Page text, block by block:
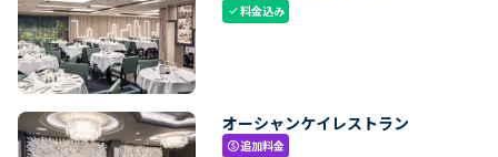
check料金込み
オーシャンケイレストラン
paid追加料金